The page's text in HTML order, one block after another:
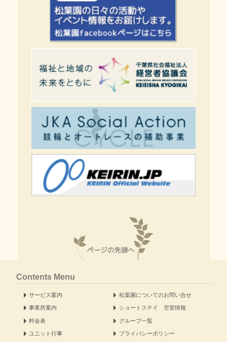
Contents Menu
サービス案内 松葉園についてのお問い合せ
事業所案内 ショートステイ 空室情報
料金表 グループ一覧
ユニット行事 プライバシーポリシー